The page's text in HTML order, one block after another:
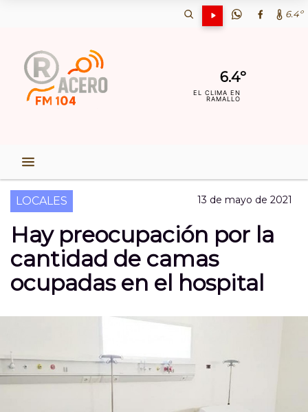
6.4º
6.4º
EL CLIMA EN
RAMALLO
LOCALES 13 de mayo de 2021
Hay preocupación por la
cantidad de camas
ocupadas en el hospital